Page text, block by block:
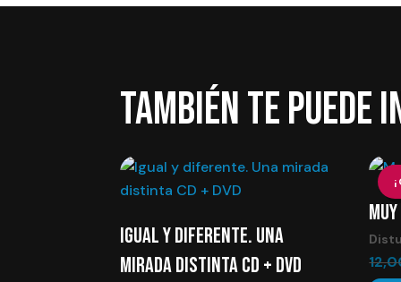
TAMBIÉN TE PUEDE
IGUAL Y DIFERENTE. UNA
MIRADA DISTINTA CD + DVD